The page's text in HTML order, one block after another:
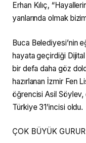
Erhan Kılıç,
yanlarında olmak
Buca Belediyesi’nin
hayata geçirdiği Dijital
bir defa daha göz
hazırlanan İzmir Fen
öğrencisi Asil Söylev,
Türkiye 31’incisi oldu.
ÇOK BÜYÜK GURUR